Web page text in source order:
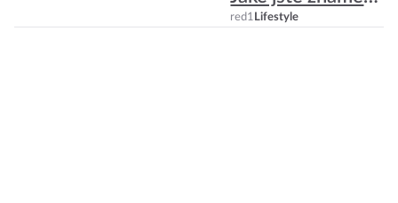
podle bájné
red1 Lifestyle